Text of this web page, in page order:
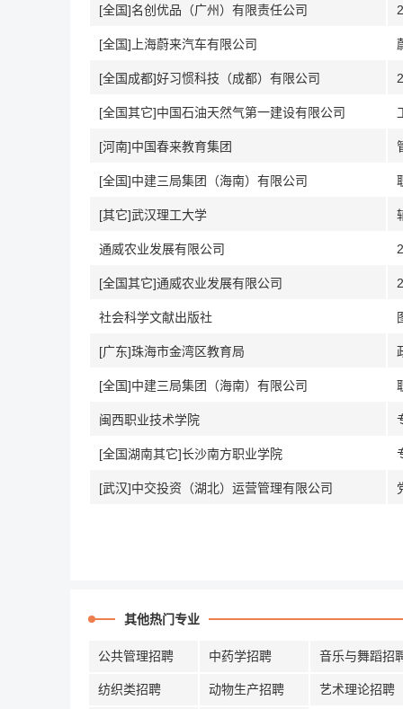
[全国]名创优品（广州）有限责任公司
[全国]上海蔚来汽车有限公司
[全国成都]好习惯科技（成都）有限公司
[全国其它]中国石油天然气第一建设有限公司
[河南]中国春来教育集团
[全国]中建三局集团（海南）有限公司
[其它]武汉理工大学
通威农业发展有限公司
[全国其它]通威农业发展有限公司
社会科学文献出版社
[广东]珠海市金湾区教育局
[全国]中建三局集团（海南）有限公司
闽西职业技术学院
[全国湖南其它]长沙南方职业学院
[武汉]中交投资（湖北）运营管理有限公司
其他热门专业
公共管理招聘 中药学招聘 音乐与舞蹈招
纺织类招聘 动物生产招聘 艺术理论招聘